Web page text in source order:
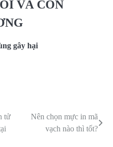
VÀ CÔN
gây hại
tử
Nên chọn mực in mã
vạch nào thì tốt?